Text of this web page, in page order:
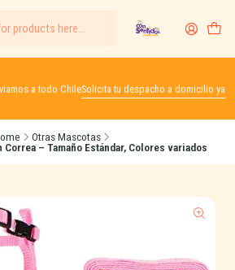
a todo ChileSolicita tu despacho a domicilio ya
Otras Mascotas
Correa – Tamaño Estándar, Colores variados